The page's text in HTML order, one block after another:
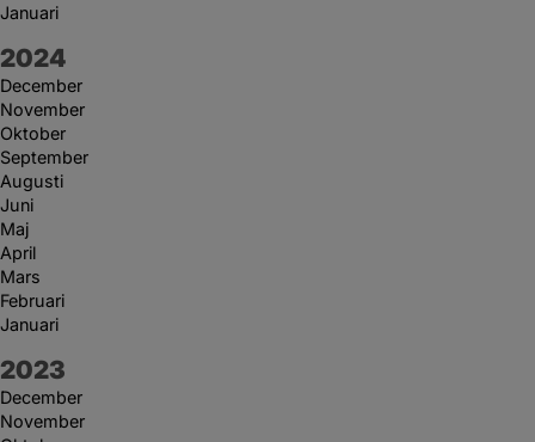
Januari
År:
2024
December
November
Oktober
September
Augusti
Juni
Maj
April
Mars
Februari
Januari
År:
2023
December
November